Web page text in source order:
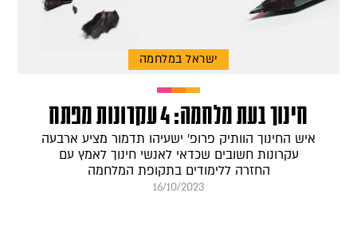
ישראל במלחמה
חינוך בעת מלחמה: 4 עקרונות מפתח
איש החינוך הוותיק פרופ' ישעיהו תדמור מציע ארבעה
עקרונות חשובים שכדאי לאנשי חינוך לאמץ עם
החזרה ללימודים בתקופת המלחמה
16/10/2023